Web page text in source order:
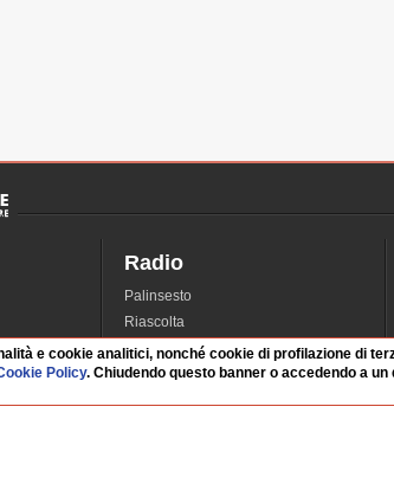
Radio
Palinsesto
Riascolta
Dirette
Rubriche
e cookie analitici, nonché cookie di profilazione di
Policy. Chiudendo questo banner o accedendo a